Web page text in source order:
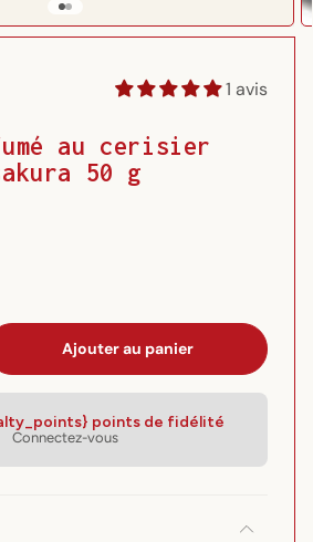
1 avis
au cerisier
50 g
Ajouter au panier
points de fidélité
Connectez-vous